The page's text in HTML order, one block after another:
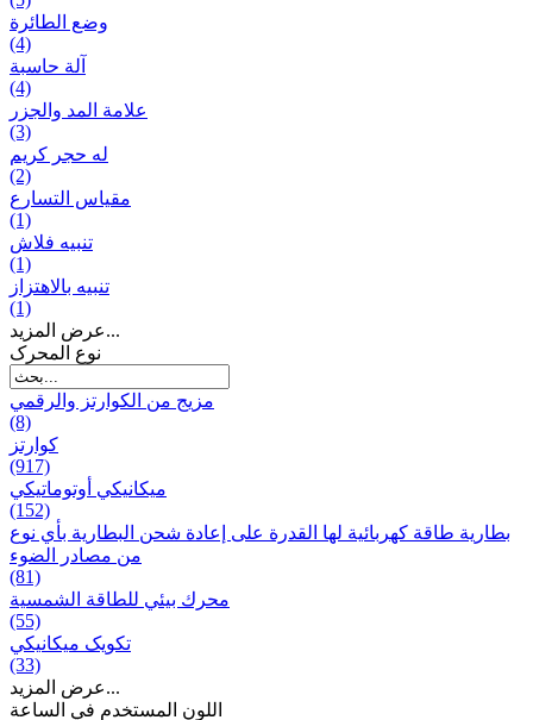
وضع الطائرة
(4)
آلة حاسبة
(4)
علامة المد والجزر
(3)
له حجر كريم
(2)
مقياس التسارع
(1)
تنبيه فلاش
(1)
تنبيه بالاهتزاز
(1)
عرض المزيد...
نوع المحرک
مزيج من الكوارتز والرقمي
(8)
كوارتز
(917)
ميكانيكي أوتوماتيكي
(152)
بطارية طاقة كهربائية لها القدرة على إعادة شحن البطارية بأي نوع
من مصادر الضوء
(81)
محرك بيئي للطاقة الشمسية
(55)
تکویک ميكانيكي
(33)
عرض المزيد...
اللون المستخدم في الساعة